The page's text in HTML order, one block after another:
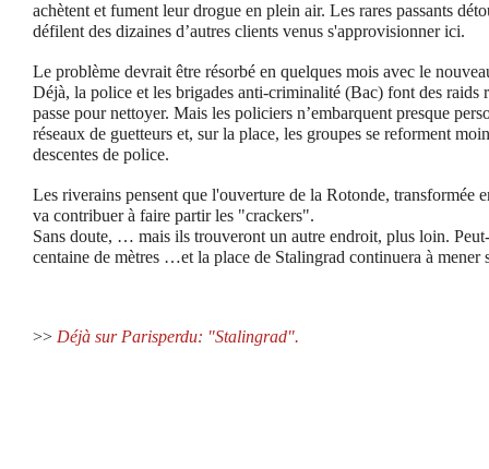
achètent et ­fument leur drogue en plein air. Les rares passants
défilent des dizaines d’autres clients venus s'approvisionner ici.
Le problème devrait être résorbé en quelques mois avec le
Déjà, la police et les brigades anti-criminalité (Bac) font des raids
passe pour nettoyer. Mais les policiers n’embarquent presque
réseaux de guetteurs et, sur la place, les groupes se reforment
descentes de police.
Les riverains pensent que l'ouverture de la Rotonde, transformée
va contribuer à faire partir les "crackers".
Sans doute, … mais ils trouveront un autre endroit, plus loin.
centaine de mètres …et la place de Stalingrad continuera à mener
>> Déjà sur Parisperdu: "Stalingrad".